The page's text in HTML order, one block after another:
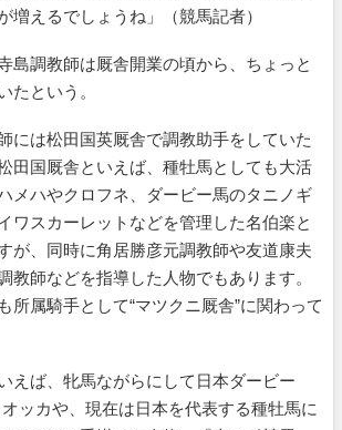
増えるでしょうね」（競馬記者）
島調教師は厩舎開業の頃から、ちょっと
たという。
には松田国英厩舎で調教助手をしていた
田国厩舎といえば、種牡馬としても大活
メハやクロフネ、ダービー馬のタニノギ
ワスカーレットなどを管理した名伯楽と
が、同時に角居勝彦元調教師や友道康夫
教師などを指導した人物でもあります。
所属騎手として“マツクニ厩舎”に関わって
えば、牝馬ながらにして日本ダービー
オッカや、現在は日本を代表する種牡馬に